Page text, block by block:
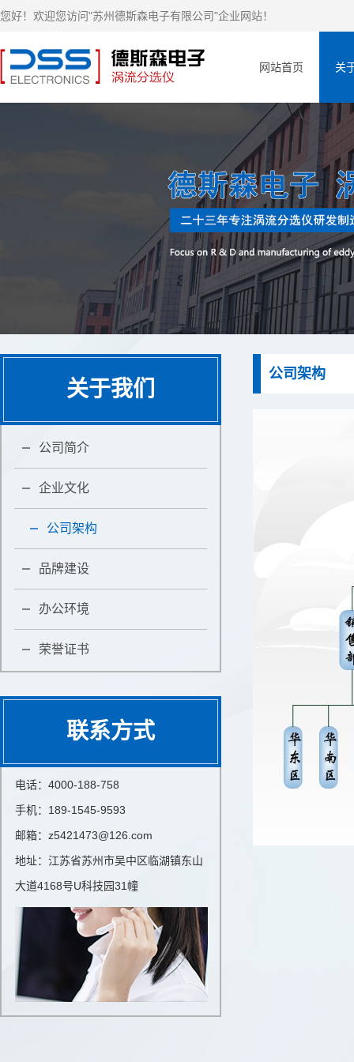
您好！欢迎您访问"苏州德斯森电子有限公司"企业网站！
网站首页 关
关于我们
公司简介
企业文化
公司架构
品牌建设
办公环境
荣誉证书
联系方式
电话：4000-188-758
手机：189-1545-9593
邮箱：z5421473@126.com
地址：江苏省苏州市吴中区临湖镇东山
大道4168号U科技园31幢
公司架构